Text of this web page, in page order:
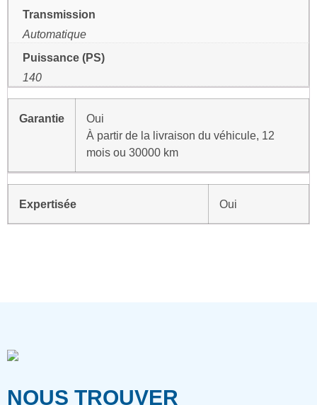
Transmission
Automatique
Puissance (PS)
140
Garantie
Oui
À partir de la livraison du véhicule, 12
mois ou 30000 km
Expertisée Oui
NOUS TROUVER